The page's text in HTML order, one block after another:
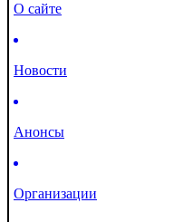
О сайте
Новости
Анонсы
Организации